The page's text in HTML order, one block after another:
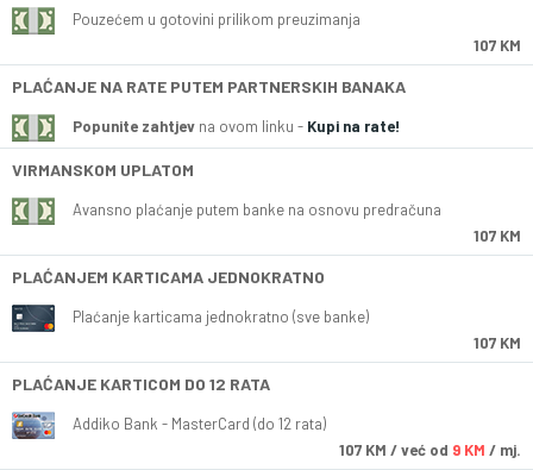
Pouzećem u gotovini prilikom preuzimanja
107 KM
PLAĆANJE NA RATE PUTEM PARTNERSKIH BANAKA
Popunite zahtjev na ovom linku - Kupi na rate!
VIRMANSKOM UPLATOM
Avansno plaćanje putem banke na osnovu predračuna
107 KM
PLAĆANJEM KARTICAMA JEDNOKRATNO
Plaćanje karticama jednokratno (sve banke)
107 KM
PLAĆANJE KARTICOM DO 12 RATA
Addiko Bank - MasterCard (do 12 rata)
107 KM / već od 9 KM / mj.